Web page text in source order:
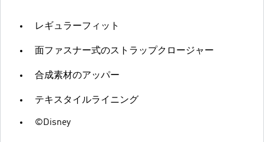
レギュラーフィット
面ファスナー式のストラップクロージャー
合成素材のアッパー
テキスタイルライニング
©Disney